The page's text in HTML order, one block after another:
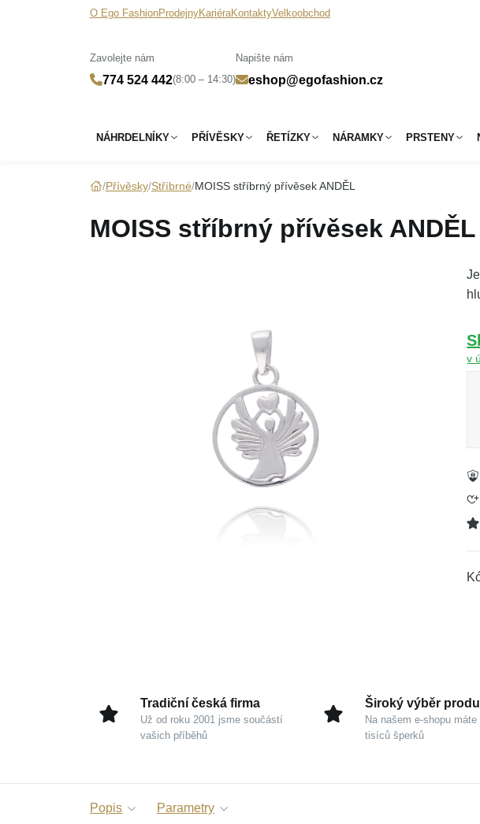
O Ego FashionProdejnyKariéraKontaktyVelkoobchod
Zavolejte nám
774 524 442(8:00 – 14:30)
Napište nám
eshop@egofashion.cz
NÁHRDELNÍKY PŘÍVĚSKY ŘETÍZKY NÁRAMKY PRSTENY
Přívěsky Stříbrné MOISS stříbrný přívěsek ANDĚL
MOISS stříbrný přívěsek ANDĚL
v
Tradiční česká firma
Už od roku 2001 jsme součástí
vašich příběhů
Široký výběr
Na našem e-shopu
tisíců šperků
Popis Parametry